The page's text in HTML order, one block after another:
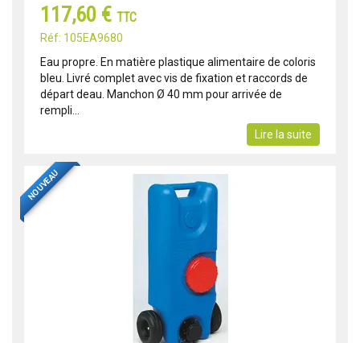
117,60 € TTC
Réf: 105EA9680
Eau propre. En matière plastique alimentaire de coloris
bleu. Livré complet avec vis de fixation et raccords de
départ deau. Manchon Ø 40 mm pour arrivée de
rempli...
Lire la suite
NOUVEAU